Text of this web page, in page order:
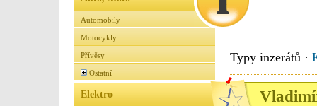
Automobily
Motocykly
Přívěsy
Ostatní
Elektro
Typy inzerátů ·